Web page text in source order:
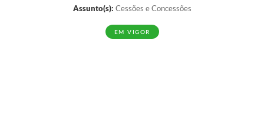
Vagas de emprego no PAT Valinhos
Assunto(s): Cessões e Concessões
EM VIGOR